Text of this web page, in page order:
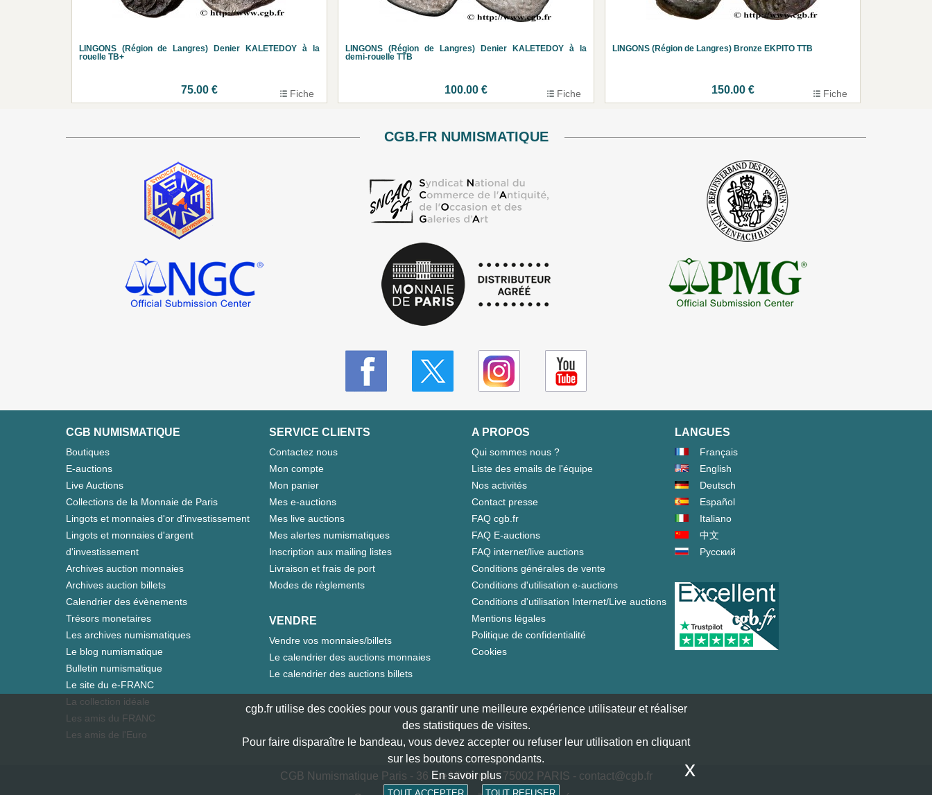
LINGONS (Région de Langres) Denier KALETEDOY à la
rouelle TB+
75.00 € Fiche
LINGONS (Région de Langres) Denier KALETEDOY à la
demi-rouelle TTB
100.00 € Fiche
LINGONS (Région de Langres) Bronze EKPITO TTB
150.00 € Fiche
CGB.FR NUMISMATIQUE
CGB NUMISMATIQUE
Boutiques
E-auctions
Live Auctions
Collections de la Monnaie de Paris
Lingots et monnaies d'or d'investissement
Lingots et monnaies d'argent
d'investissement
Archives auction monnaies
Archives auction billets
Calendrier des évènements
Trésors monetaires
Les archives numismatiques
Le blog numismatique
Bulletin numismatique
Le site du e-FRANC
La collection idéale
Les amis du FRANC
Les amis de l'Euro
SERVICE CLIENTS
Contactez nous
Mon compte
Mon panier
Mes e-auctions
Mes live auctions
Mes alertes numismatiques
Inscription aux mailing listes
Livraison et frais de port
Modes de règlements
VENDRE
Vendre vos monnaies/billets
Le calendrier des auctions monnaies
Le calendrier des auctions billets
A PROPOS
Qui sommes nous ?
Liste des emails de l'équipe
Nos activités
Contact presse
FAQ cgb.fr
FAQ E-auctions
FAQ internet/live auctions
Conditions générales de vente
Conditions d'utilisation e-auctions
Conditions d'utilisation Internet/Live auctions
Mentions légales
Politique de confidentialité
Cookies
LANGUES
Français
English
Deutsch
Español
Italiano
中文
Русский
CGB Numismatique Paris - 36 rue Vivienne - 75002 PARIS - contact@cgb.fr
cgb.fr utilise des cookies pour vous garantir une meilleure expérience utilisateur et réaliser
des statistiques de visites.
Pour faire disparaître le bandeau, vous devez accepter ou refuser leur utilisation en cliquant
sur les boutons correspondants.
En savoir plus
x